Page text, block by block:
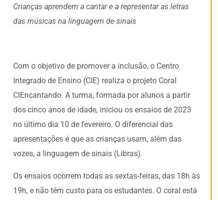
Crianças aprendem a cantar e a representar as letras
das músicas na linguagem de sinais
Com o objetivo de promover a inclusão, o Centro
Integrado de Ensino (CIE) realiza o projeto Coral
CIEncantando. A turma, formada por alunos a partir
dos cinco anos de idade, iniciou os ensaios de 2023
no último dia 10 de fevereiro. O diferencial das
apresentações é que as crianças usam, além das
vozes, a linguagem de sinais (Libras).
Os ensaios ocorrem todas as sextas-feiras, das 18h às
19h, e não têm custo para os estudantes. O coral está